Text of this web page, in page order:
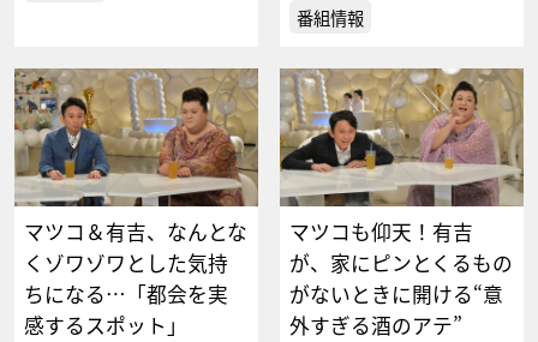
番組情報
マツコ＆有吉、なんとな
くゾワゾワとした気持
ちになる…「都会を実
感するスポット」
マツコも仰天！有吉
が、家にピンとくるもの
がないときに開ける“意
外すぎる酒のアテ”